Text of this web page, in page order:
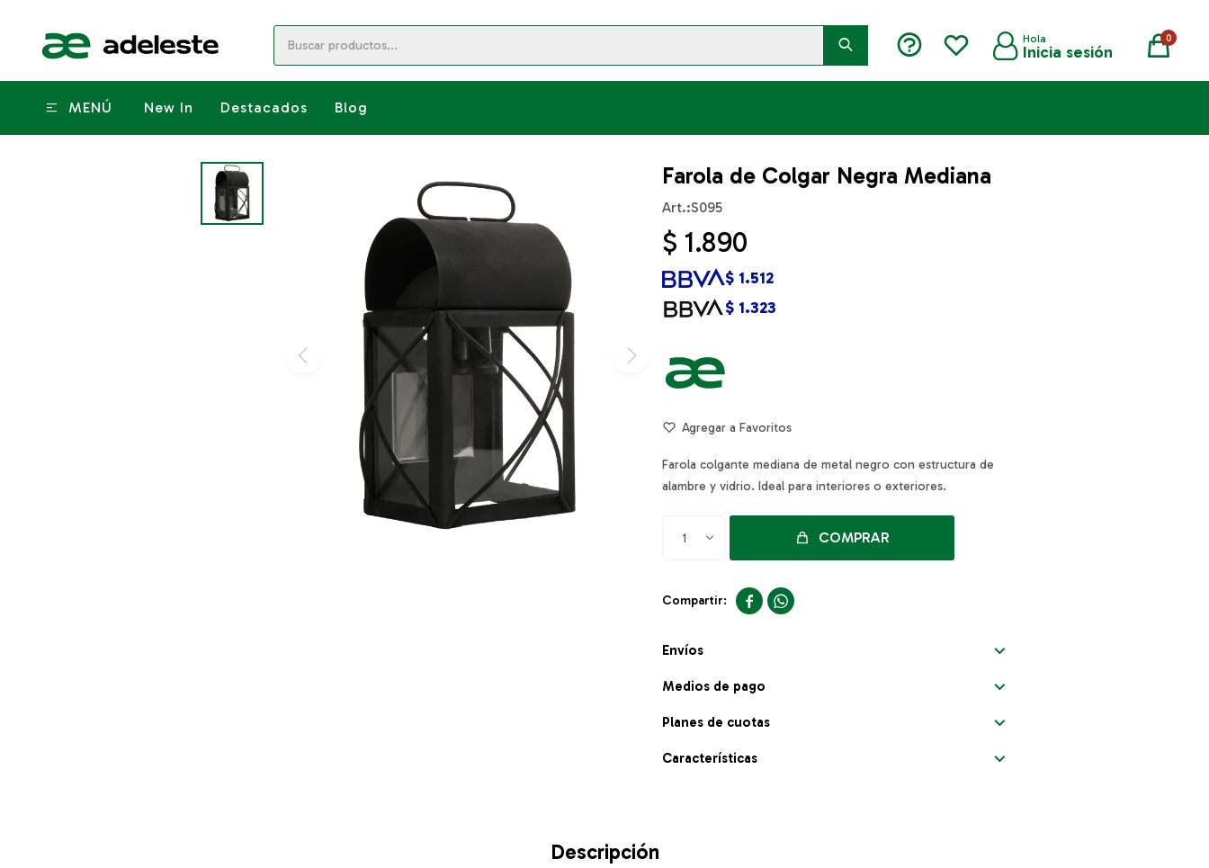
MENÚ New In Destacados Blog
0
Farola de Colgar Negra Mediana
S095
$ 1.890
$ 1.323
$ 1.512
Farola colgante mediana de metal negro con estructura de
alambre y vidrio. Ideal para interiores o exteriores.
1 COMPRAR
 
Envíos
Medios de pago
Planes de cuotas
Características
Descripción